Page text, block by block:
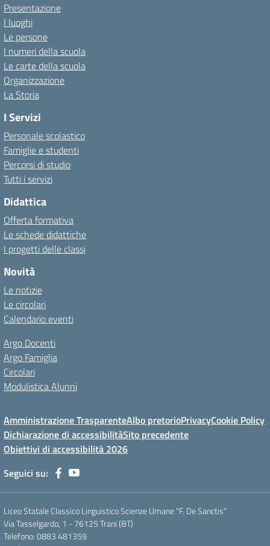
Presentazione
I luoghi
Le persone
I numeri della scuola
Le carte della scuola
Organizzazione
La Storia
I Servizi
Personale scolastico
Famiglie e studenti
Percorsi di studio
Tutti i servizi
Didattica
Offerta formativa
Le schede didattiche
I progetti delle classi
Novità
Le notizie
Le circolari
Calendario eventi
Argo Docenti
Argo Famiglia
Circolari
Modulistica Alunni
Amministrazione TrasparenteAlbo pretorioPrivacyCookie Policy
Dichiarazione di accessibilitàSito precedente
Obiettivi di accessibilità 2026
Seguici su:
Liceo Statale Classico Linguistico Scienze Umane "F. De Sanctis"
Via Tasselgardo, 1 - 76125 Trani (BT)
Telefono: 0883 481359